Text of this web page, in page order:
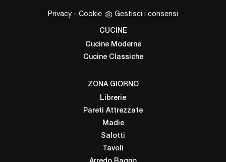
Privacy - Cookie Gestisci i consensi
CUCINE
Cucine Moderne
Cucine Classiche
ZONA GIORNO
Librerie
Pareti Attrezzate
Madie
Salotti
Tavoli